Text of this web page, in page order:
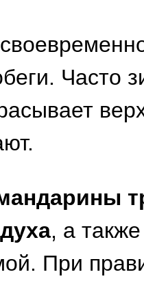
Часто
, а
При